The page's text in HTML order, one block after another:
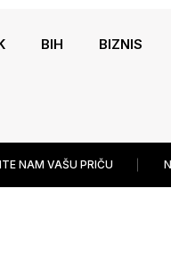
BIH BIZNIS
NAM VAŠU PRIČU